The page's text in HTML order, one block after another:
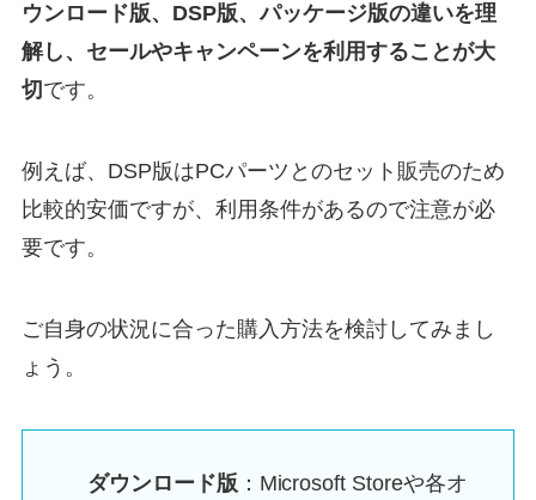
ウンロード版、DSP版、パッケージ版の違いを理
解し、セールやキャンペーンを利用することが大
切 です。
例えば、DSP版はPCパーツとのセット販売のため
比較的安価ですが、利用条件があるので注意が必
要です。
ご自身の状況に合った購入方法を検討してみまし
ょう。
ダウンロード版 ：Microsoft Storeや各オ